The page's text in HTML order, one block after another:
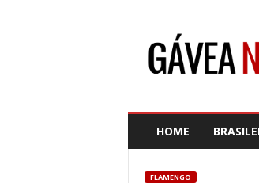
HOME
FLAMENGO